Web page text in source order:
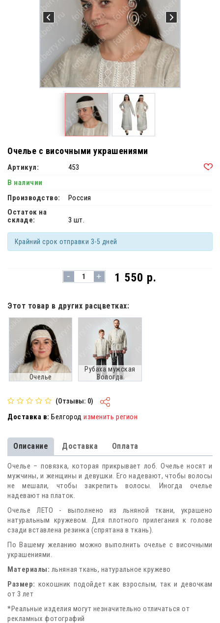
Очелье с височными украшениями
Артикул:
453
В наличии
Производство:
Россия
Остаток на
складе:
3 шт.
Крайний срок отправки 3-5 дней
- + 1 550 р.
Этот товар в других расцветках:
Очелье
Рубаха мужская
Вологда
(Отзывы: 0)
Доставка в: Белгородизменить регион
Описание Доставка Оплата
Очелье – повязка, которая прикрывает лоб. Очелье носят и
мужчины, и женщины и девушки. Его надевают, чтобы волосы
не мешали, чтобы закрепить волосы. Иногда очелье
надевают на платок.
Очелье ЛЕТО - выполнено из льняной ткани, украшено
натуральным кружевом. Для плотного прилегания к голове
сзади вставлена резинка (спрятана в ткань).
По Вашему желанию можно выполнить очелье с височными
украшениями.
Материалы: льняная ткань, натуральное кружево
Размер: кокошник подойдет как взрослым, так и девочкам
от 3 лет
*Реальные изделия могут незначительно отличаться от
рекламных фотографий